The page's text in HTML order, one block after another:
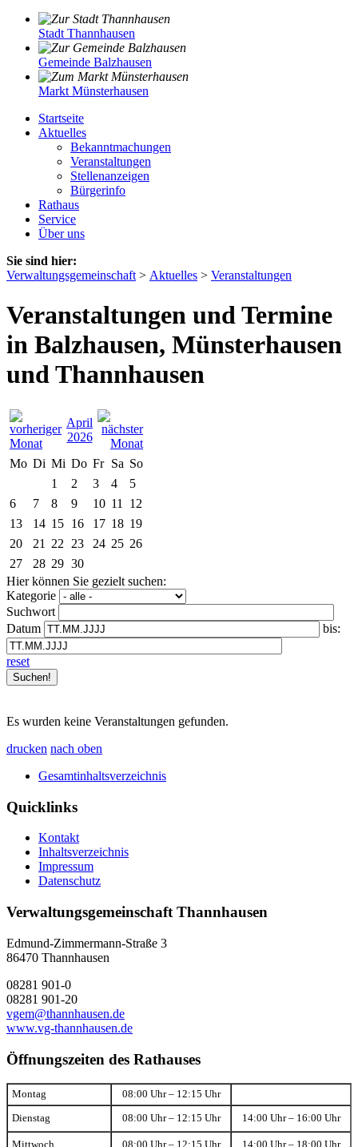
Stadt Thannhausen
Gemeinde Balzhausen
Markt Münsterhausen
Startseite
Aktuelles
Bekanntmachungen
Veranstaltungen
Stellenanzeigen
Bürgerinfo
Rathaus
Service
Über uns
Sie sind hier:
Verwaltungsgemeinschaft > Aktuelles > Veranstaltungen
Veranstaltungen und Termine
in Balzhausen, Münsterhausen
und Thannhausen
April
2026
Mo Di Mi Do Fr Sa So
1
2 3 4
5
6
7 8 9 10 11
12
13
14 15 16 17 18 19
20
21 22 23 24 25 26
27
28 29 30
Hier können Sie gezielt suchen:
Kategorie
Suchwort
Datum
bis:
reset
Es wurden keine Veranstaltungen gefunden.
drucken nach oben
Gesamtinhaltsverzeichnis
Quicklinks
Kontakt
Inhaltsverzeichnis
Impressum
Datenschutz
Verwaltungsgemeinschaft Thannhausen
Edmund-Zimmermann-Straße 3
86470 Thannhausen
08281 901-0
08281 901-20
vgem@thannhausen.de
www.vg-thannhausen.de
Öffnungszeiten des Rathauses
Montag 08:00 Uhr – 12:15 Uhr
Dienstag 08:00 Uhr – 12:15 Uhr 14:00 Uhr – 16:00 Uhr